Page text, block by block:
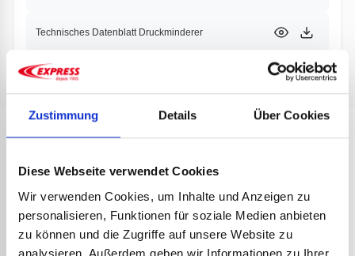
Zustimmung Details Über Cookies
Diese Webseite verwendet Cookies
Wir verwenden Cookies, um Inhalte und Anzeigen zu
personalisieren, Funktionen für soziale Medien anbieten
zu können und die Zugriffe auf unsere Website zu
analysieren. Außerdem geben wir Informationen zu Ihrer
Technisches Datenblatt Druckminderer
Technisches Datenblatt Schläuche
PARTNER